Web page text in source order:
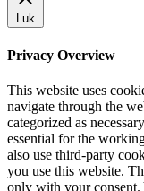
Luk
Privacy Overview
This website uses
navigate through the
categorized as
essential for the
also use third-party
you use this website.
only with your consent.